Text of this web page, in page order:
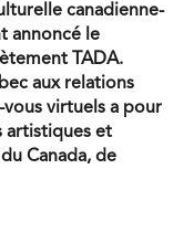
canadienne-
annoncé le
TADA.
aux relations
virtuels a pour
artistiques et
Canada, de